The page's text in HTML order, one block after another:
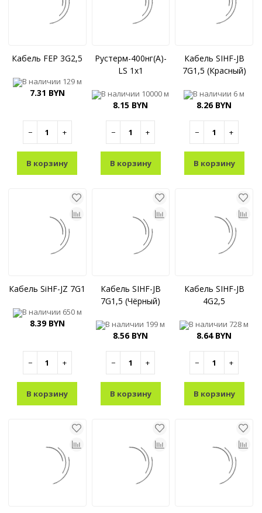
Кабель FEP 3G2,5
В наличии 129 м
7.31 BYN
− +
В корзину
Рустерм-400нг(А)-
LS 1x1
В наличии 10000 м
8.15 BYN
− +
В корзину
Кабель SIHF-JB
7G1,5 (Красный)
В наличии 6 м
8.26 BYN
− +
В корзину
Кабель SiHF-JZ 7G1
В наличии 650 м
8.39 BYN
− +
В корзину
Кабель SIHF-JB
7G1,5 (Чёрный)
В наличии 199 м
8.56 BYN
− +
В корзину
Кабель SIHF-JB
4G2,5
В наличии728 м
8.64 BYN
− +
В корзину